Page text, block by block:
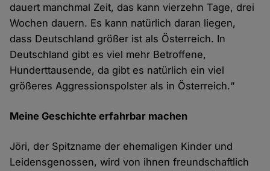
dauert manchmal Zeit, das kann vierzehn Tage, drei
Wochen dauern. Es kann natürlich daran liegen,
dass Deutschland größer ist als Österreich. In
Deutschland gibt es viel mehr Betroffene,
Hunderttausende, da gibt es natürlich ein viel
größeres Aggressionspolster als in Österreich.“
Meine Geschichte erfahrbar machen
Jöri, der Spitzname der ehemaligen Kinder und
Leidensgenossen, wird von ihnen freundschaftlich